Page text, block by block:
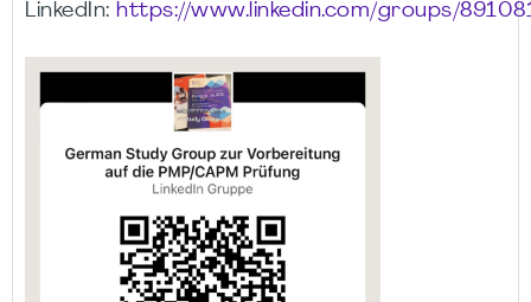
LinkedIn: https://www.linkedin.com/groups/